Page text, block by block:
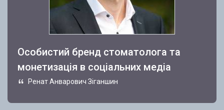
Особистий бренд стоматолога та
монетизація в соціальних медіа
Ренат Анварович Зіганшин